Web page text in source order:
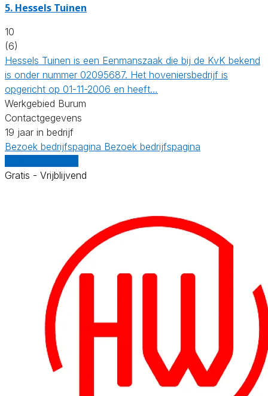
5. Hessels Tuinen
10
(6)
Hessels Tuinen is een Eenmanszaak die bij de KvK bekend
is onder nummer 02095687. Het hoveniersbedrijf is
opgericht op 01-11-2006 en heeft…
Werkgebied Burum
Contactgegevens
19 jaar in bedrijf
Bezoek bedrijfspagina Bezoek bedrijfspagina
Gratis - Vrijblijvend